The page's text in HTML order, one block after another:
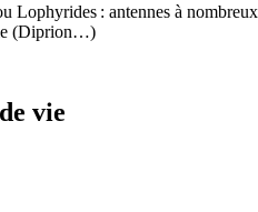
Lophyrides : antennes à
(Diprion…)
vie